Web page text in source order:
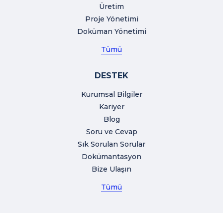
Üretim
Proje Yönetimi
Doküman Yönetimi
Tümü
DESTEK
Kurumsal Bilgiler
Kariyer
Blog
Soru ve Cevap
Sık Sorulan Sorular
Dokümantasyon
Bize Ulaşın
Tümü